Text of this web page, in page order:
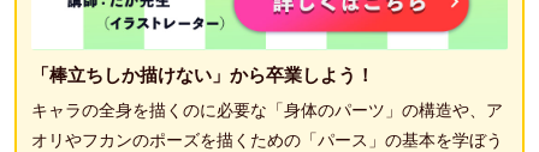
「棒立ちしか描けない」から卒業しよう！
キャラの全身を描くのに必要な「身体のパーツ」の構造や、ア
オリやフカンのポーズを描くための「パース」の基本を学ぼう